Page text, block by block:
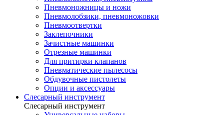
Пневмоножницы и ножи
Пневмолобзики, пневмоножовки
Пневмоотвертки
Заклепочники
Зачистные машинки
Отрезные машинки
Для притирки клапанов
Пневматические пылесосы
Обдувочные пистолеты
Опции и аксессуары
Слесарный инструмент
Слесарный инструмент